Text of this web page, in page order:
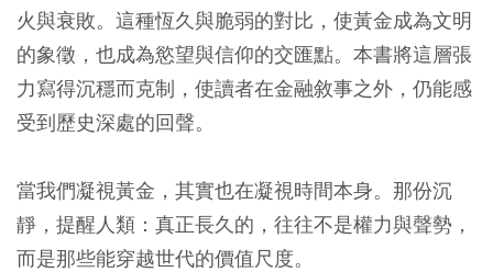
火與衰敗。這種恆久與脆弱的對比，使黃金成為文明
的象徵，也成為慾望與信仰的交匯點。本書將這層張
力寫得沉穩而克制，使讀者在金融敘事之外，仍能感
受到歷史深處的回聲。
當我們凝視黃金，其實也在凝視時間本身。那份沉
靜，提醒人類：真正長久的，往往不是權力與聲勢，
而是那些能穿越世代的價值尺度。